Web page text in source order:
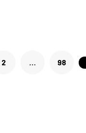
2 … 98